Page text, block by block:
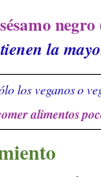
la
los veganos o
alimentos